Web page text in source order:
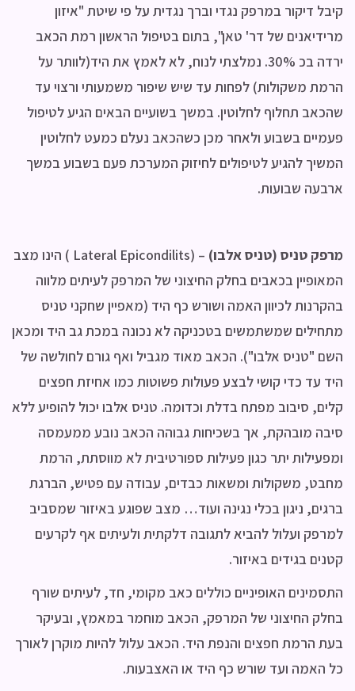
קיבל דיקור במרפק נגדי וברך נגדית על פי שיטת "איזון
מרידיאנים של דר' טאן", בתום בטיפול הראשון רמת הכאב
ירדה בכ 30%. נמלצתי לנוח, לא לאמץ את היד(לוותר על
הרמת משקולות) לפחות עד שיש שיפור משמעותי ורצוי עד
שהכאב תחלוף לחלוטין. במשך בשועיים הבאים הגיע לטיפול
פעמיים בשבוע ולאחר מכן כשהכאב נעלם כמעט לחלוטין
המשיך להגיע לטיפולים לחיזוק המערכת פעם בשבוע במשך
ארבעה שבועות.
מרפק טניס (טניס אלבו)
– (Lateral Epicondilits ) הינו מצב
המאופיין בכאבים בחלק החיצוני של המרפק לעיתים מלווה
בהקרנות לכיוון האמה ושורש כף היד (מאפיין שחקני טניס
מתחילים שמשתמשים בטכניקה לא נכונה במכת גב היד ומכאן
השם "טניס אלבו"). הכאב מאוד מגביל ואף גורם לחולשה של
היד עד כדי קושי לבצע פעולות פשוטות כמו אחיזת חפצים
קלים, סיבוב מפתח בדלת וכדומה. טניס אלבו יכול להופיע ללא
סיבה מובהקת, אך בשכיחות גבוהה הכאב נובע ממעמסה
ומפעילות יתר כגון פעילות ספורטיבית לא מווסתת, הרמת
מחבט, משקולות ומשאות כבדים, עבודה עם פטיש, הברגת
ברגים, ניגון בכלי נגינה ועוד… מצב שפוגע באיזור שמסביב
למרפק ועלול להביא לתגובה דלקתית ולעיתים אף לקרעים
קטנים בגידים באיזור.
התסמינים האופיניים כוללים כאב מקומי, חד, לעיתים שורף
בחלק החיצוני של המרפק, הכאב מוחמר במאמץ, ובעיקר
בעת הרמת חפצים והנפת היד. הכאב עלול להיות מוקרן לאורך
כל האמה ועד שורש כף היד או האצבעות.